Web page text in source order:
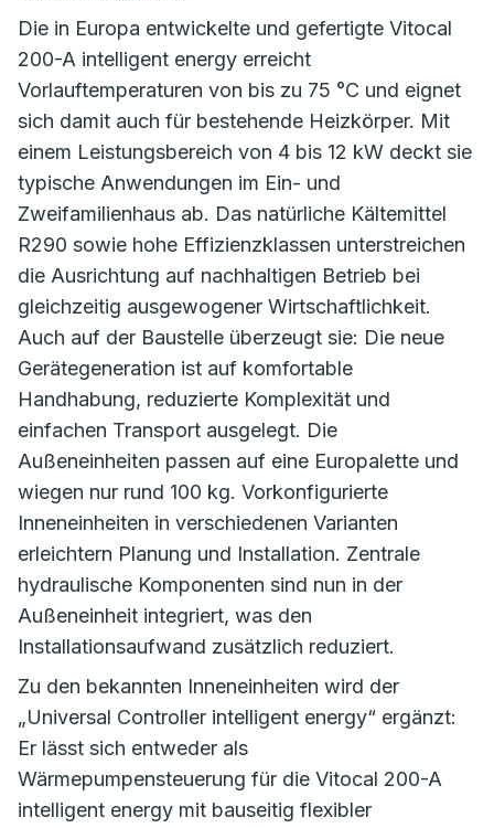
Die in Europa entwickelte und gefertigte Vitocal
200-A intelligent energy erreicht
Vorlauftemperaturen von bis zu 75 °C und eignet
sich damit auch für bestehende Heizkörper. Mit
einem Leistungsbereich von 4 bis 12 kW deckt sie
typische Anwendungen im Ein- und
Zweifamilienhaus ab. Das natürliche Kältemittel
R290 sowie hohe Effizienzklassen unterstreichen
die Ausrichtung auf nachhaltigen Betrieb bei
gleichzeitig ausgewogener Wirtschaftlichkeit.
Auch auf der Baustelle überzeugt sie: Die neue
Gerätegeneration ist auf komfortable
Handhabung, reduzierte Komplexität und
einfachen Transport ausgelegt. Die
Außeneinheiten passen auf eine Europalette und
wiegen nur rund 100 kg. Vorkonfigurierte
Inneneinheiten in verschiedenen Varianten
erleichtern Planung und Installation. Zentrale
hydraulische Komponenten sind nun in der
Außeneinheit integriert, was den
Installationsaufwand zusätzlich reduziert.
Zu den bekannten Inneneinheiten wird der
„Universal Controller intelligent energy“ ergänzt:
Er lässt sich entweder als
Wärmepumpensteuerung für die Vitocal 200-A
intelligent energy mit bauseitig flexibler